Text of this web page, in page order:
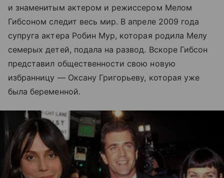
и знаменитым актером и режиссером Мелом
Гибсоном следит весь мир. В апреле 2009 года
супруга актера Робин Мур, которая родила Мелу
семерых детей, подала на развод. Вскоре Гибсон
представил общественности свою новую
избранницу — Оксану Григорьеву, которая уже
была беременной.